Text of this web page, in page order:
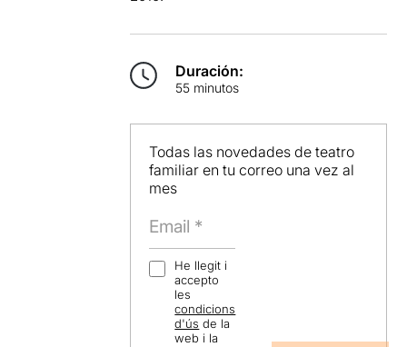
Duración:
55 minutos
Todas las novedades de teatro
familiar en tu correo una vez al
mes
He llegit i
accepto
les
condicions
d'ús de la
web i la